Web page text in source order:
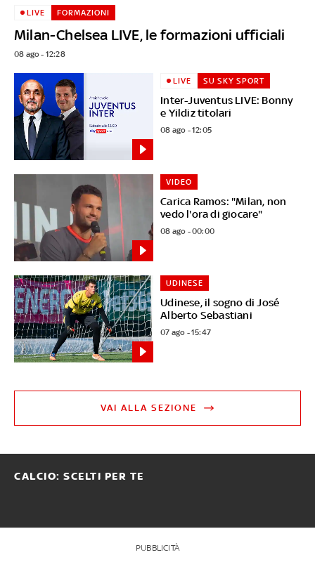
Milan-Chelsea LIVE, le formazioni ufficiali
LIVE FORMAZIONI
08 ago - 12:28
Inter-Juventus LIVE: Bonny
e Yildiz titolari
LIVE SU SKY SPORT
08 ago - 12:05
Carica Ramos: "Milan, non
vedo l'ora di giocare"
VIDEO
08 ago - 00:00
Udinese, il sogno di José
Alberto Sebastiani
UDINESE
07 ago - 15:47
VAI ALLA SEZIONE
CALCIO: SCELTI PER TE
PUBBLICITÀ